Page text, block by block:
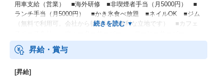
用車支給（営業） ■海外研修 ■非喫煙者手当（月5000円） ■
ランチ手当（月5000円） ■かき氷食べ放題 ■ネイルOK ■ジム
（無料で利用可。会社から徒歩5分と便利な立地です） ■カフェ
ティーメーカー ■特別手当（扶養する家族・配偶者のうち、年長
者の誕生月に休日1日と2万円付与）
昇給・賞与
[昇給]